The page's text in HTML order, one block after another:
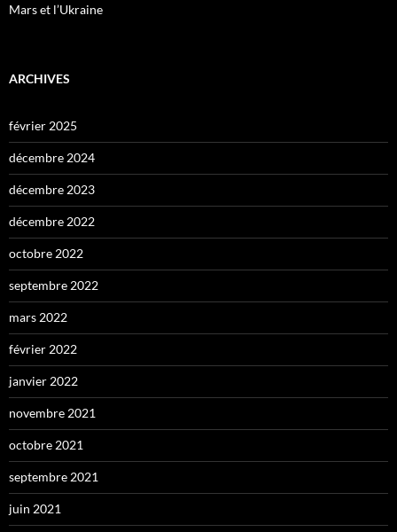
Mars et l’Ukraine
ARCHIVES
février 2025
décembre 2024
décembre 2023
décembre 2022
octobre 2022
septembre 2022
mars 2022
février 2022
janvier 2022
novembre 2021
octobre 2021
septembre 2021
juin 2021